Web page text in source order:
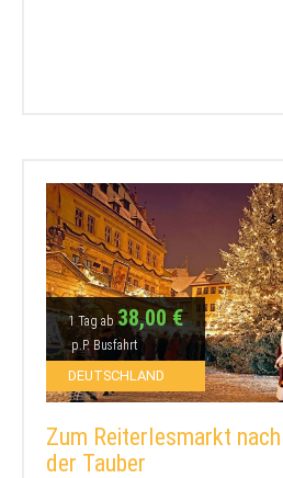
1 Tag ab38,00 €
p.P. Busfahrt
DEUTSCHLAND
Zum Reiterlesmarkt
der Tauber